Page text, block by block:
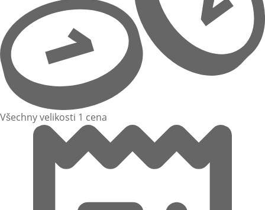
Všechny velikosti 1 cena